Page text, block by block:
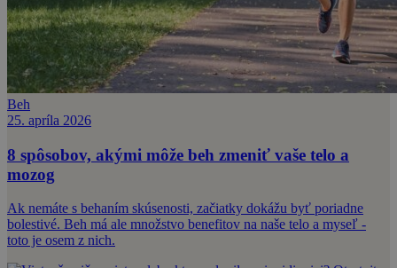
Beh
25. apríla 2026
8 spôsobov, akými môže beh zmeniť vaše telo a
mozog
Ak nemáte s behaním skúsenosti, začiatky dokážu byť poriadne
bolestivé. Beh má ale množstvo benefitov na naše telo a myseľ -
toto je osem z nich.